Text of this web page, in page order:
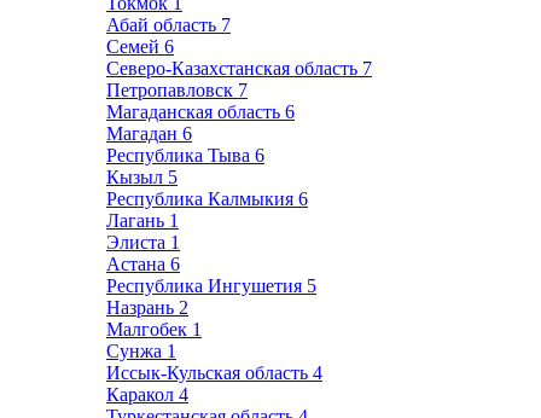
Абай область 7
Семей 6
Северо-Казахстанская область 7
Петропавловск 7
Магаданская область 6
Магадан 6
Республика Тыва 6
Кызыл 5
Республика Калмыкия 6
Лагань 1
Элиста 1
Астана 6
Республика Ингушетия 5
Назрань 2
Малгобек 1
Сунжа 1
Иссык-Кульская область 4
Каракол 4